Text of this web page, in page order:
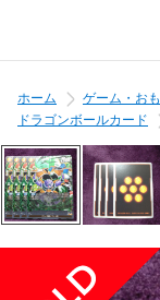
ホーム ゲーム・お
ドラゴンボールカード